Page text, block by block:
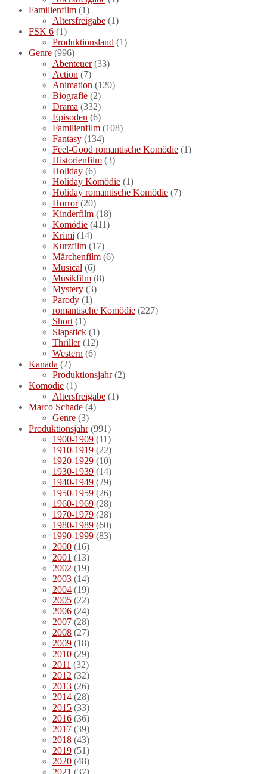
Familienfilm (1)
Altersfreigabe (1)
FSK 6 (1)
Produktionsland (1)
Genre (996)
Abenteuer(33)
Action (7)
Animation (120)
Biografie (2)
Drama (332)
Episoden (6)
Familienfilm (108)
Fantasy (134)
Feel-Good romantische Komödie (1)
Historienfilm (3)
Holiday (6)
Holiday Komödie (1)
Holiday romantische Komödie (7)
Horror(20)
Kinderfilm (18)
Komödie (411)
Krimi (14)
Kurzfilm (17)
Märchenfilm (6)
Musical (6)
Musikfilm (8)
Mystery (3)
Parody (1)
romantische Komödie (227)
Short (1)
Slapstick (1)
Thriller(12)
Western (6)
Kanada (2)
Produktionsjahr(2)
Komödie (1)
Altersfreigabe (1)
Marco Schade (4)
Genre (3)
Produktionsjahr(991)
1900-1909 (11)
1910-1919 (22)
1920-1929 (10)
1930-1939 (14)
1940-1949 (29)
1950-1959 (26)
1960-1969 (28)
1970-1979 (28)
1980-1989 (60)
1990-1999 (83)
2000 (16)
2001 (13)
2002 (19)
2003 (14)
2004 (19)
2005 (22)
2006 (24)
2007 (28)
2008 (27)
2009 (18)
2010 (29)
2011 (32)
2012 (32)
2013 (26)
2014 (28)
2015 (33)
2016 (36)
2017 (39)
2018 (43)
2019 (51)
2020 (48)
2021 (37)